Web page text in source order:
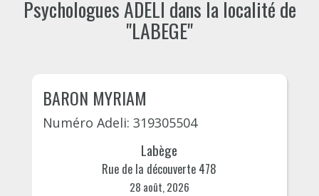
Psychologues ADELI dans la localité de
"LABEGE"
BARON MYRIAM
Numéro Adeli: 319305504
Labège
Rue de la découverte 478
28 août, 2026